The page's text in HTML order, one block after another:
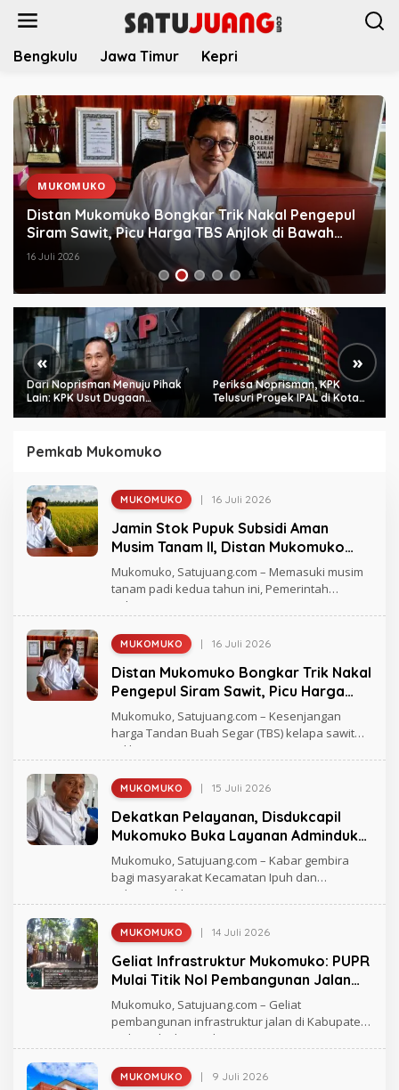
Bengkulu Jawa Timur Kepri
MUKOMUKO
Distan Mukomuko Bongkar Trik Nakal Pengepul
Siram Sawit, Picu Harga TBS Anjlok di Bawah
Provinsi
16 Juli 2026
« »
Dari Noprisman Menuju Pihak
Lain: KPK Usut Dugaan
Pengondisian Proyek di
Periksa Noprisman, KPK
Telusuri Proyek IPAL di Kota
Bengkulu
Pemkab Mukomuko
Jamin Stok Pupuk Subsidi Aman
Musim Tanam II, Distan Mukomuko
Warning Kios Nakal
MUKOMUKO | 16 Juli 2026
O
E
H
S
U
L
B
N
Mukomuko, Satujuang.com – Memasuki musim
tanam padi kedua tahun ini, Pemerintah
Kabupaten
Distan Mukomuko Bongkar Trik Nakal
Pengepul Siram Sawit, Picu Harga
TBS Anjlok di Bawah Provinsi
MUKOMUKO | 16 Juli 2026
O
E
H
S
U
L
B
N
Mukomuko, Satujuang.com – Kesenjangan
harga Tandan Buah Segar (TBS) kelapa sawit
milik
Dekatkan Pelayanan, Disdukcapil
Mukomuko Buka Layanan Adminduk
di Kantor Camat Ipuh
MUKOMUKO | 15 Juli 2026
O
E
H
S
U
L
B
N
Mukomuko, Satujuang.com – Kabar gembira
bagi masyarakat Kecamatan Ipuh dan
sekitarnya, khususnya
Geliat Infrastruktur Mukomuko: PUPR
Mulai Titik Nol Pembangunan Jalan
dan Jembatan
MUKOMUKO | 14 Juli 2026
O
E
H
S
U
L
B
N
Mukomuko, Satujuang.com – Geliat
pembangunan infrastruktur jalan di Kabupaten
Mukomuko kini mulai
MUKOMUKO | 9 Juli 2026
O